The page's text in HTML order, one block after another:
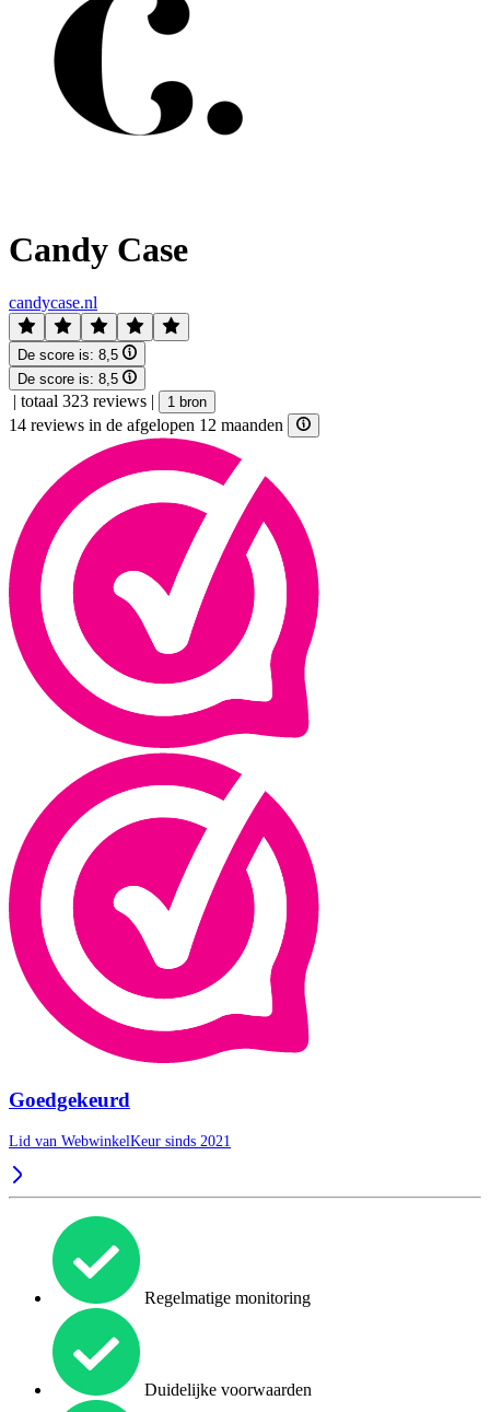
Candy Case
candycase.nl
De score is: 8,5
De score is: 8,5
| totaal 323 reviews | 1 bron
14 reviews in de afgelopen 12 maanden
Goedgekeurd
Lid van WebwinkelKeur sinds 2021
Regelmatige monitoring
Duidelijke voorwaarden